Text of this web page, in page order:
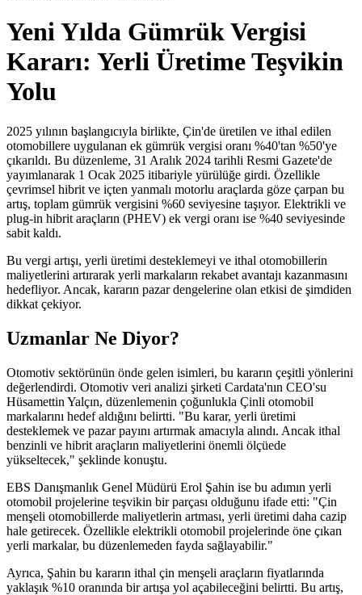
Yeni Yılda Gümrük Vergisi
Kararı: Yerli Üretime Teşvikin
Yolu
2025 yılının başlangıcıyla birlikte, Çin'de üretilen ve ithal edilen
otomobillere uygulanan ek gümrük vergisi oranı %40'tan %50'ye
çıkarıldı. Bu düzenleme, 31 Aralık 2024 tarihli Resmi Gazete'de
yayımlanarak 1 Ocak 2025 itibariyle yürülüğe girdi. Özellikle
çevrimsel hibrit ve içten yanmalı motorlu araçlarda göze çarpan bu
artış, toplam gümrük vergisini %60 seviyesine taşıyor. Elektrikli ve
plug-in hibrit araçların (PHEV) ek vergi oranı ise %40 seviyesinde
sabit kaldı.
Bu vergi artışı, yerli üretimi desteklemeyi ve ithal otomobillerin
maliyetlerini artırarak yerli markaların rekabet avantajı kazanmasını
hedefliyor. Ancak, kararın pazar dengelerine olan etkisi de şimdiden
dikkat çekiyor.
Uzmanlar Ne Diyor?
Otomotiv sektörünün önde gelen isimleri, bu kararın çeşitli yönlerini
değerlendirdi. Otomotiv veri analizi şirketi Cardata'nın CEO'su
Hüsamettin Yalçın, düzenlemenin çoğunlukla Çinli otomobil
markalarını hedef aldığını belirtti. "Bu karar, yerli üretimi
desteklemek ve pazar payını artırmak amacıyla alındı. Ancak ithal
benzinli ve hibrit araçların maliyetlerini önemli ölçüede
yükseltecek," şeklinde konuştu.
EBS Danışmanlık Genel Müdürü Erol Şahin ise bu adımın yerli
otomobil projelerine teşvikin bir parçası olduğunu ifade etti: "Çin
menşeli otomobillerde maliyetlerin artması, yerli üretimi daha cazip
hale getirecek. Özellikle elektrikli otomobil projelerinde öne çıkan
yerli markalar, bu düzenlemeden fayda sağlayabilir."
Ayrıca, Şahin bu kararın ithal çin menşeli araçların fiyatlarında
yaklaşık %10 oranında bir artışa yol açabileceğini belirtti. Bu artış,